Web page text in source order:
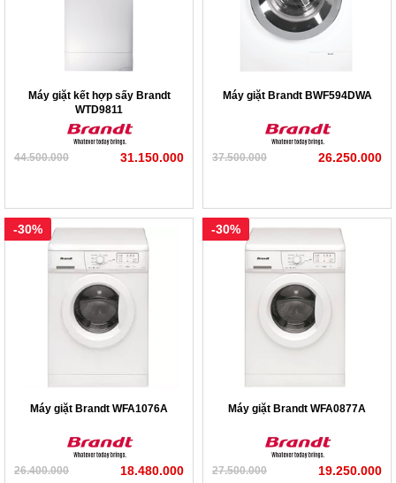
Máy giặt kết hợp sấy Brandt
WTD9811
44.500.000 31.150.000
Máy giặt Brandt BWF594DWA
37.500.000 26.250.000
Máy giặt Brandt WFA1076A
26.400.000
-30%
18.480.000
Máy giặt Brandt WFA0877A
27.500.000
-30%
19.250.000